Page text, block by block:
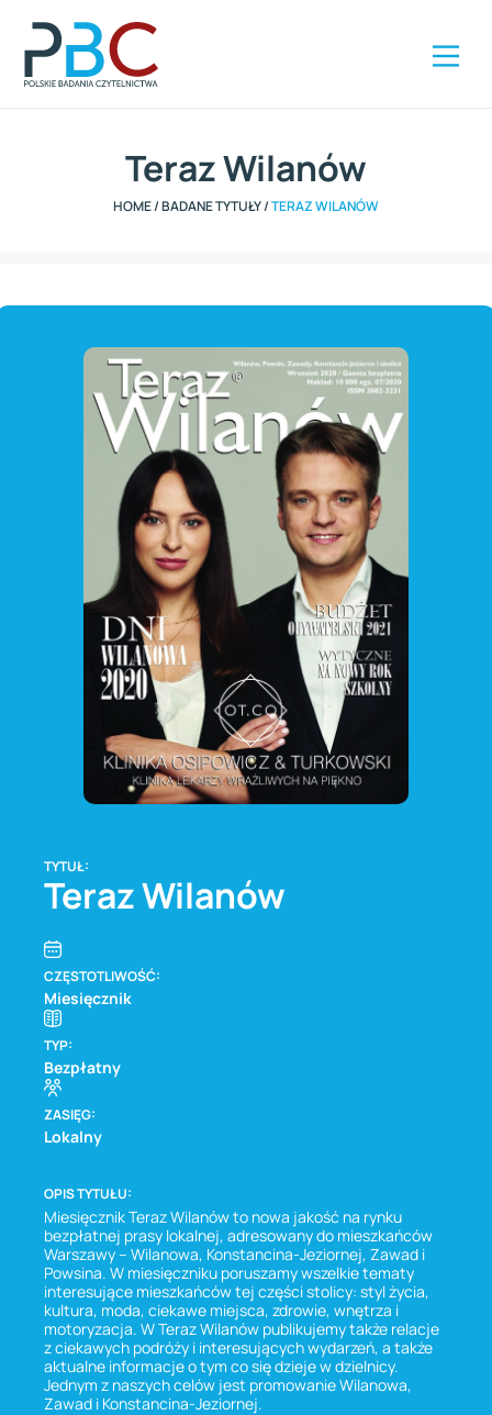
Szybki kontakt
+48 504 285 416
Teraz Wilanów
HOME/BADANE TYTUŁY/TERAZ WILANÓW
TYTUŁ:
Teraz Wilanów
CZĘSTOTLIWOŚĆ:
Miesięcznik
TYP:
Bezpłatny
ZASIĘG:
Lokalny
OPIS TYTUŁU:
Miesięcznik Teraz Wilanów to nowa jakość na rynku
bezpłatnej prasy lokalnej, adresowany do mieszkańców
Warszawy – Wilanowa, Konstancina-Jeziornej, Zawad i
Powsina. W miesięczniku poruszamy wszelkie tematy
interesujące mieszkańców tej części stolicy: styl życia,
kultura, moda, ciekawe miejsca, zdrowie, wnętrza i
motoryzacja. W Teraz Wilanów publikujemy także relacje
z ciekawych podróży i interesujących wydarzeń, a także
aktualne informacje o tym co się dzieje w dzielnicy.
Jednym z naszych celów jest promowanie Wilanowa,
Zawad i Konstancina-Jeziornej.